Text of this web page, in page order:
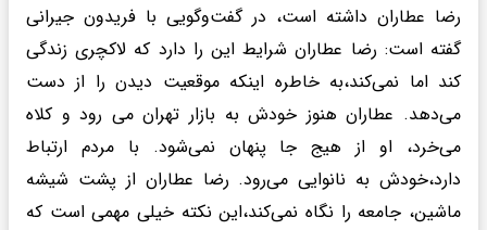
رضا عطاران داشته است، در گفت‌وگویی با فریدون جیرانی
گفته است: رضا عطاران شرایط این را دارد که لاکچری زندگی
کند اما نمی‌کند،به خاطره اینکه موقعیت دیدن را از دست
می‌دهد. عطاران هنوز خودش به بازار تهران می رود و کلاه
می‌خرد، او از هیج جا پنهان نمی‌شود. با مردم ارتباط
دارد،خودش به نانوایی می‌رود. رضا عطاران از پشت شیشه
ماشین، جامعه را نگاه نمی‌کند،این نکته خیلی مهمی است که